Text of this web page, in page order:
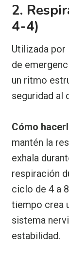
2.
4-4)
Utilizada por
de
un ritmo
seguridad al
Cómo
mantén la
exhala
respiración
ciclo de 4 a
tiempo crea
sistema
estabilidad.